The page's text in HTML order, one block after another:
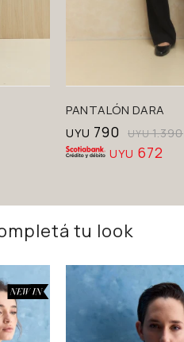
PANTALÓN DARA
UYU 790 UYU 1.390
UYU 672
tu look